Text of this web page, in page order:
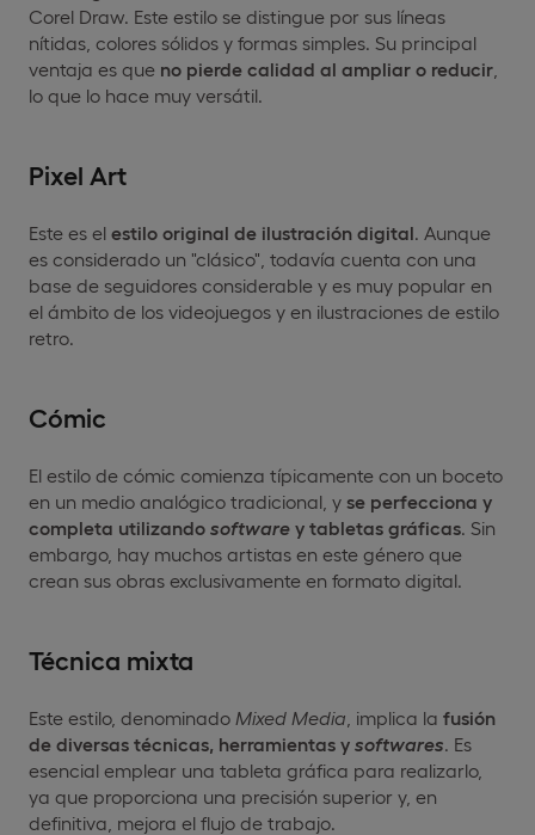
Corel Draw. Este estilo se distingue por sus líneas
nítidas, colores sólidos y formas simples. Su principal
ventaja es que no pierde calidad al ampliar o reducir
lo que lo hace muy versátil.
Pixel Art
Este es el estilo original de ilustración digital . Aunque
es considerado un "clásico", todavía cuenta con una
base de seguidores considerable y es muy popular en
el ámbito de los videojuegos y en ilustraciones de estilo
retro.
Cómic
El estilo de cómic comienza típicamente con un boceto
en un medio analógico tradicional, y se perfecciona y
completa utilizando software y tabletas gráficas . Sin
embargo, hay muchos artistas en este género que
crean sus obras exclusivamente en formato digital.
Técnica mixta
Este estilo, denominado Mixed Media , implica la fusión
de diversas técnicas, herramientas y softwares . Es
esencial emplear una tableta gráfica para realizarlo,
ya que proporciona una precisión superior y, en
definitiva, mejora el flujo de trabajo.